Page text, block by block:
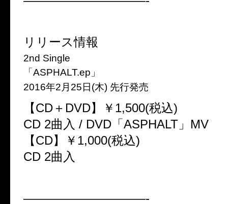
リリース情報
2nd Single
「ASPHALT.ep」
2016年2月25日(木) 先行発売
【CD＋DVD】￥1,500(税込)
CD 2曲入 / DVD「ASPHALT」MV
【CD】￥1,000(税込)
CD 2曲入
——————————-